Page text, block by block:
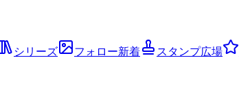
シリーズ フォロー新着 スタンプ広場